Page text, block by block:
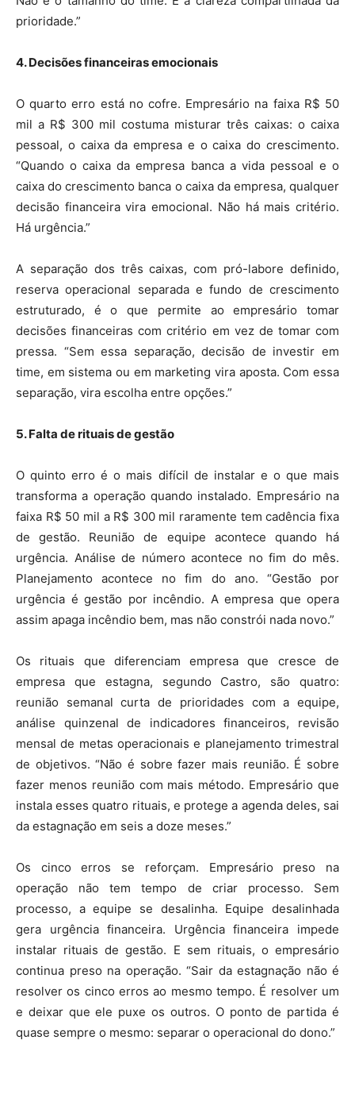
prioridade.”
4. Decisões financeiras emocionais
O quarto erro está no cofre. Empresário na faixa R$ 50
mil a R$ 300 mil costuma misturar três caixas: o caixa
pessoal, o caixa da empresa e o caixa do crescimento.
“Quando o caixa da empresa banca a vida pessoal e o
caixa do crescimento banca o caixa da empresa, qualquer
decisão financeira vira emocional. Não há mais critério.
Há urgência.”
A separação dos três caixas, com pró-labore definido,
reserva operacional separada e fundo de crescimento
estruturado, é o que permite ao empresário tomar
decisões financeiras com critério em vez de tomar com
pressa. “Sem essa separação, decisão de investir em
time, em sistema ou em marketing vira aposta. Com essa
separação, vira escolha entre opções.”
5. Falta de rituais de gestão
O quinto erro é o mais difícil de instalar e o que mais
transforma a operação quando instalado. Empresário na
faixa R$ 50 mil a R$ 300 mil raramente tem cadência fixa
de gestão. Reunião de equipe acontece quando há
urgência. Análise de número acontece no fim do mês.
Planejamento acontece no fim do ano. “Gestão por
urgência é gestão por incêndio. A empresa que opera
assim apaga incêndio bem, mas não constrói nada novo.”
Os rituais que diferenciam empresa que cresce de
empresa que estagna, segundo Castro, são quatro:
reunião semanal curta de prioridades com a equipe,
análise quinzenal de indicadores financeiros, revisão
mensal de metas operacionais e planejamento trimestral
de objetivos. “Não é sobre fazer mais reunião. É sobre
fazer menos reunião com mais método. Empresário que
instala esses quatro rituais, e protege a agenda deles, sai
da estagnação em seis a doze meses.”
Os cinco erros se reforçam. Empresário preso na
operação não tem tempo de criar processo. Sem
processo, a equipe se desalinha. Equipe desalinhada
gera urgência financeira. Urgência financeira impede
instalar rituais de gestão. E sem rituais, o empresário
continua preso na operação. “Sair da estagnação não é
resolver os cinco erros ao mesmo tempo. É resolver um
e deixar que ele puxe os outros. O ponto de partida é
quase sempre o mesmo: separar o operacional do dono.”